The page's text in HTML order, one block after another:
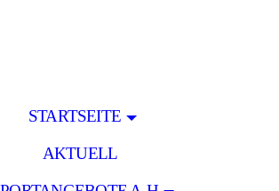
STARTSEITE
AKTUELL